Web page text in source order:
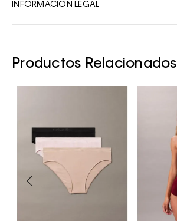
INFORMACIÓN LEGAL
Productos Relacionados